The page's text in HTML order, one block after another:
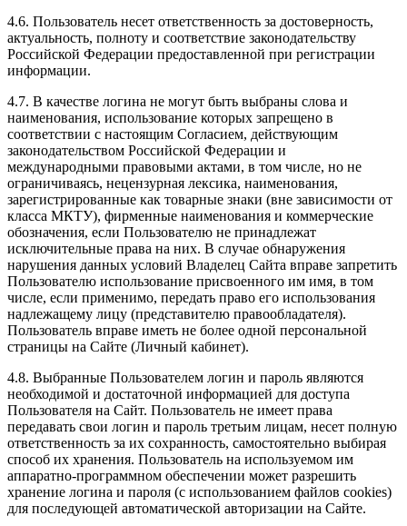
4.6. Пользователь несет ответственность за достоверность,
актуальность, полноту и соответствие законодательству
Российской Федерации предоставленной при регистрации
информации.
4.7. В качестве логина не могут быть выбраны слова и
наименования, использование которых запрещено в
соответствии с настоящим Согласием, действующим
законодательством Российской Федерации и
международными правовыми актами, в том числе, но не
ограничиваясь, нецензурная лексика, наименования,
зарегистрированные как товарные знаки (вне зависимости от
класса МКТУ), фирменные наименования и коммерческие
обозначения, если Пользователю не принадлежат
исключительные права на них. В случае обнаружения
нарушения данных условий Владелец Сайта вправе запретить
Пользователю использование присвоенного им имя, в том
числе, если применимо, передать право его использования
надлежащему лицу (представителю правообладателя).
Пользователь вправе иметь не более одной персональной
страницы на Сайте (Личный кабинет).
4.8. Выбранные Пользователем логин и пароль являются
необходимой и достаточной информацией для доступа
Пользователя на Сайт. Пользователь не имеет права
передавать свои логин и пароль третьим лицам, несет полную
ответственность за их сохранность, самостоятельно выбирая
способ их хранения. Пользователь на используемом им
аппаратно-программном обеспечении может разрешить
хранение логина и пароля (с использованием файлов cookies)
для последующей автоматической авторизации на Сайте.